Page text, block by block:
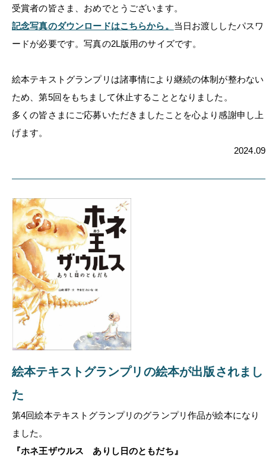
受賞者の皆さま、おめでとうございます。
記念写真のダウンロードはこちらから。 当日お渡ししたパスワ
ードが必要です。写真の2L版用のサイズです。
絵本テキストグランプリは諸事情により継続の体制が整わない
ため、第5回をもちまして休止することとなりました。
多くの皆さまにご応募いただきましたことを心より感謝申し上
げます。
2024.09
絵本テキストグランプリの絵本が出版されまし
た
第4回絵本テキストグランプリのグランプリ作品が絵本になり
ました。
『ホネ王ザウルス ありし日のともだち』